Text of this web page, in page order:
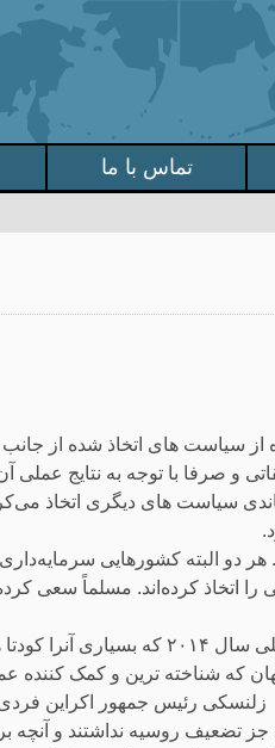
تماس با ما
از سیاست های اتخاذ شده از
و صرفا با توجه به نتایج عملی
سیاست های دیگری اتخاذ
هر دو البته کشورهایی
را اتخاذ کرده‌اند. مسلماً سعی
حکومت فعلی اکراین که در تداوم
که شناخته ترین و کمک کننده
رئیس جمهور اکراین فردی
جز تضعیف روسیه نداشتند و